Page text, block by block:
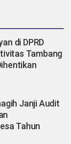
di DPRD
Tambang
Janji Audit
Tahun